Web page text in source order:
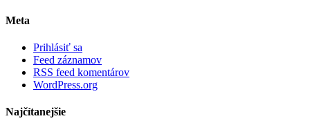
Meta
Prihlásiť sa
Feed záznamov
RSS feed komentárov
WordPress.org
Najčítanejšie